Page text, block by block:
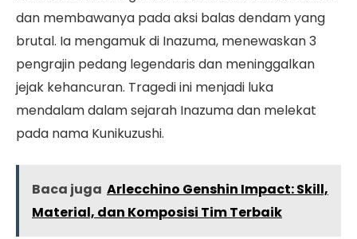
dan membawanya pada aksi balas dendam yang
brutal. Ia mengamuk di Inazuma, menewaskan 3
pengrajin pedang legendaris dan meninggalkan
jejak kehancuran. Tragedi ini menjadi luka
mendalam dalam sejarah Inazuma dan melekat
pada nama Kunikuzushi.
Baca juga Arlecchino Genshin Impact: Skill,
Material, dan Komposisi Tim Terbaik